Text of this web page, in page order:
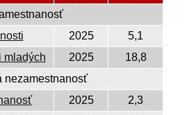
2025
5,1
mladých
2025
18,8
nezamestnanosť
2025
2,3